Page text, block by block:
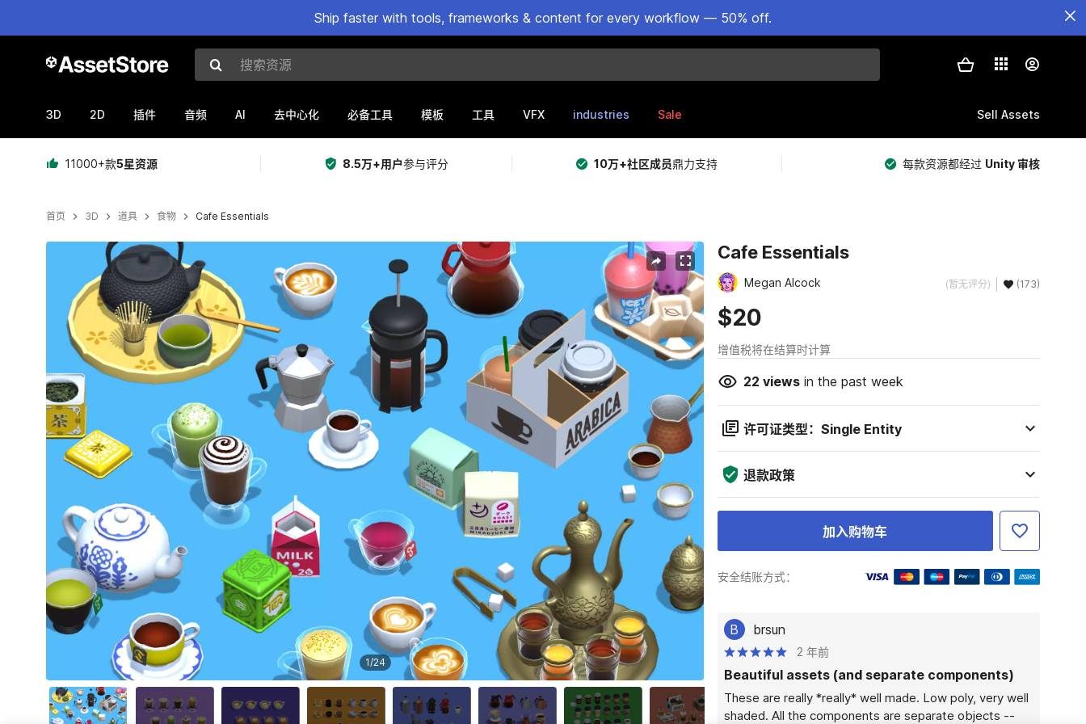
Ship faster with tools, frameworks & content for every workflow — 50% off.
搜索资源
3D 2D 插件 音频 AI 去中心化 必备工具 模板 工具 VFX industries Sale Sell Assets
11000+款5星资源 8.5万+用户参与评分 10万+社区成员鼎力支持 每款资源都经过 Unity 审核
首页 3D 道具 食物 Cafe Essentials
当前幻灯片：1 / 24
1/24
Cafe Essentials
Megan Alcock (暂无评分) (173)
$20
增值税将在结算时计算
22 viewsin the past week
许可证类型：Single Entity
退款政策
加入购物车
安全结账方式：
B brsun
2 年前
Beautiful assets (and separate components)
These are really *really* well made. Low poly, very well
shaded. All the components are separate objects --